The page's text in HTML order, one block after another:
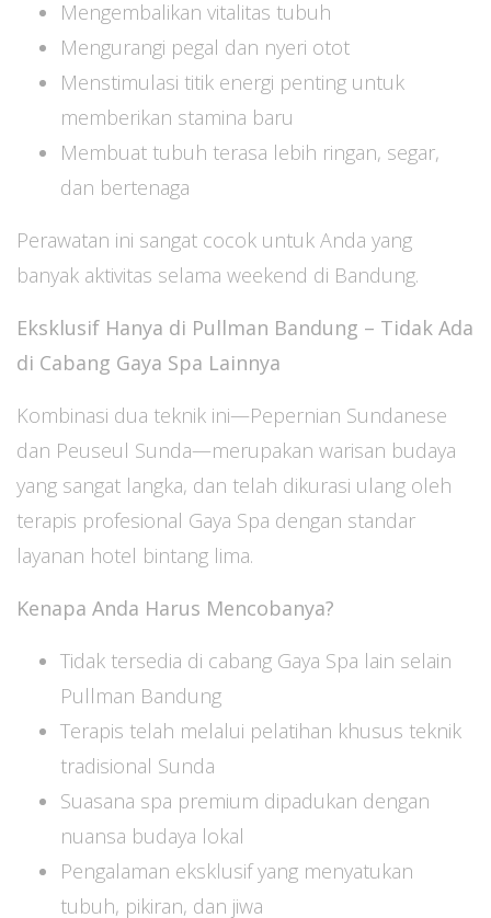
Mengembalikan vitalitas tubuh
Mengurangi pegal dan nyeri otot
Menstimulasi titik energi penting untuk
memberikan stamina baru
Membuat tubuh terasa lebih ringan, segar,
dan bertenaga
Perawatan ini sangat cocok untuk Anda yang
banyak aktivitas selama weekend di Bandung.
Eksklusif Hanya di Pullman Bandung – Tidak Ada
di Cabang Gaya Spa Lainnya
Kombinasi dua teknik ini—Pepernian Sundanese
dan Peuseul Sunda—merupakan warisan budaya
yang sangat langka, dan telah dikurasi ulang oleh
terapis profesional Gaya Spa dengan standar
layanan hotel bintang lima.
Kenapa Anda Harus Mencobanya?
Tidak tersedia di cabang Gaya Spa lain selain
Pullman Bandung
Terapis telah melalui pelatihan khusus teknik
tradisional Sunda
Suasana spa premium dipadukan dengan
nuansa budaya lokal
Pengalaman eksklusif yang menyatukan
tubuh, pikiran, dan jiwa